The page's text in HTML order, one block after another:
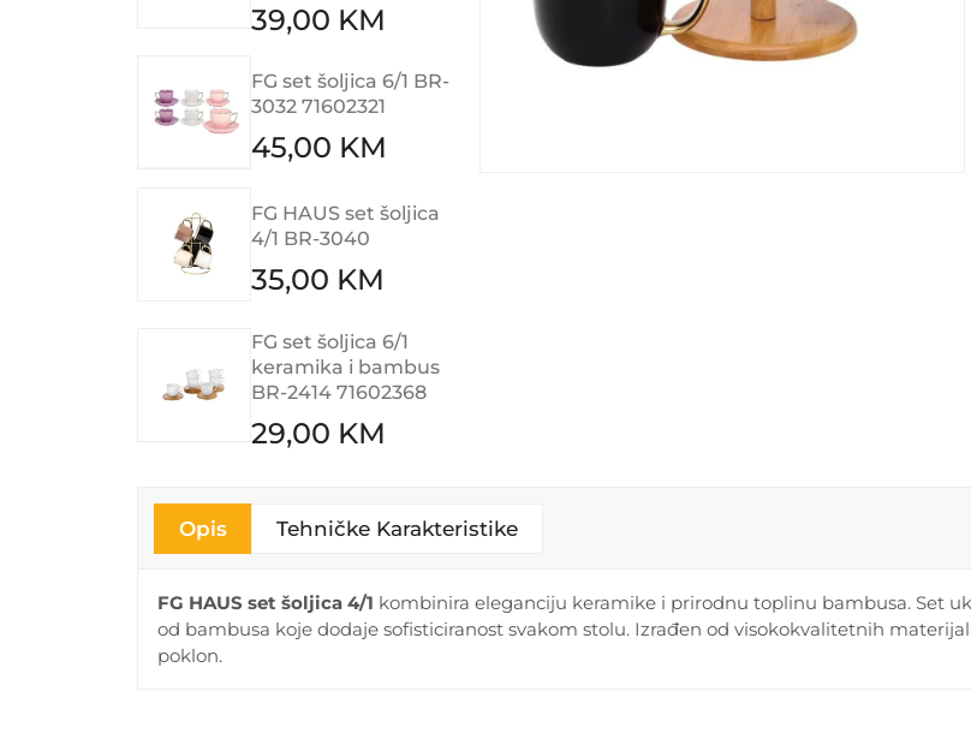
39,00 KM
FG set šoljica 6/1 BR-
3032 71602321
45,00 KM
FG HAUS set šoljica
4/1 BR-3040
35,00 KM
FG set šoljica 6/1
keramika i bambus
BR-2414 71602368
29,00 KM
Opis Tehničke Karakteristike
FG HAUS set šoljica 4/1 kombinira eleganciju keramike i prirodnu toplinu bambusa. Set
od bambusa koje dodaje sofisticiranost svakom stolu. Izrađen od visokokvalitetnih
poklon.